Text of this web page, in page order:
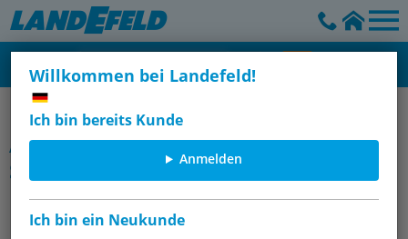
Willkommen bei Landefeld!
Ich bin bereits Kunde
Anmelden
Ich bin ein Neukunde
Hydraulikkupplungen für den Maschinenbau, ISO 7241-1 B
Artikelgruppe
Staubschutz für Steckkupplungen,
ISO 7241-1 B